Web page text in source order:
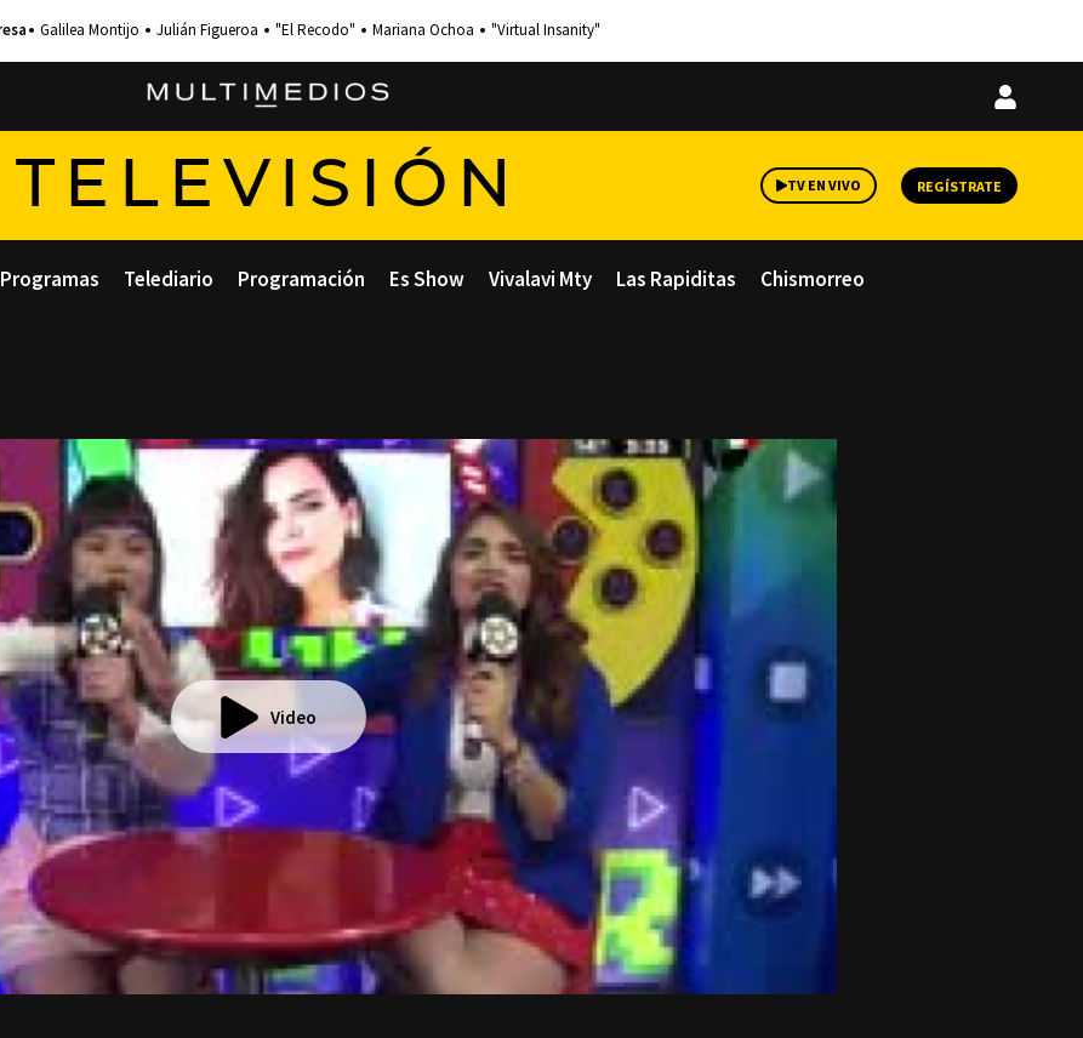
Galilea Montijo Julián Figueroa "El Recodo" Mariana Ochoa "Virtual Insanity"
Iniciar
TELEVISIÓN TV EN VIVO REGÍSTRATE
Programas Telediario Programación Es Show Vivalavi Mty Las Rapiditas Chismorreo
Video